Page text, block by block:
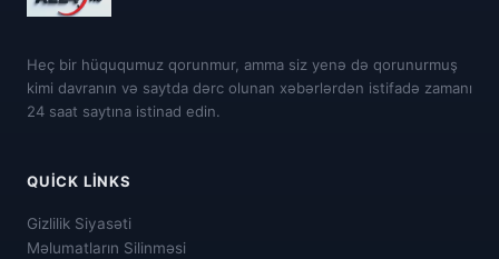
Heç bir hüququmuz qorunmur, amma siz yenə də qorunurmuş
kimi davranın və saytda dərc olunan xəbərlərdən istifadə zamanı
24 saat saytına istinad edin.
QUICK LINKS
Gizlilik Siyasəti
Məlumatların Silinməsi